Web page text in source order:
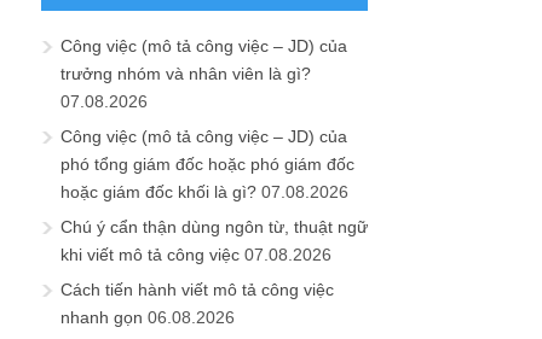
Công việc (mô tả công việc – JD) của
trưởng nhóm và nhân viên là gì?
07.08.2026
Công việc (mô tả công việc – JD) của
phó tổng giám đốc hoặc phó giám đốc
hoặc giám đốc khối là gì? 07.08.2026
Chú ý cẩn thận dùng ngôn từ, thuật ngữ
khi viết mô tả công việc 07.08.2026
Cách tiến hành viết mô tả công việc
nhanh gọn 06.08.2026